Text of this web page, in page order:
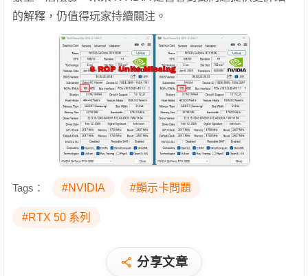
的解釋，仍值得玩家持續關注。
Tags： #NVIDIA #顯示卡問題
#RTX 50 系列
分享文章